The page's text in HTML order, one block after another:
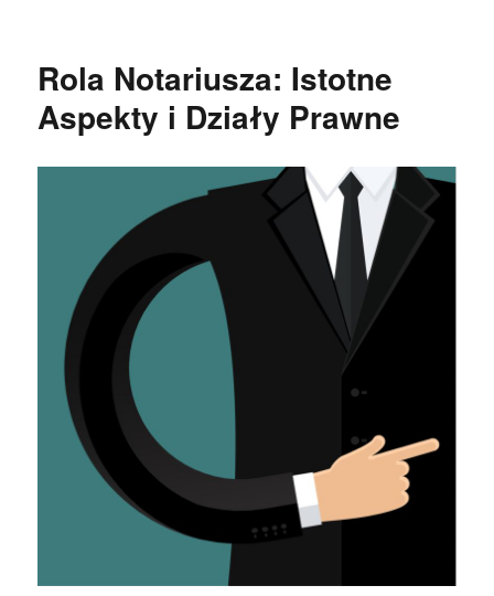
Rola Notariusza: Istotne
Aspekty i Działy Prawne